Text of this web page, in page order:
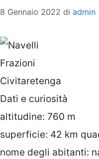
8 Gennaio 2022 di admin
Frazioni
Civitaretenga
Dati e curiosità
altitudine: 760 m
superficie: 42 km
nome degli abitanti: